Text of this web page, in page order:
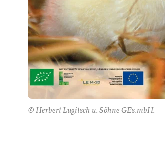
© Herbert Lugitsch u. Söhne GEs.mbH.